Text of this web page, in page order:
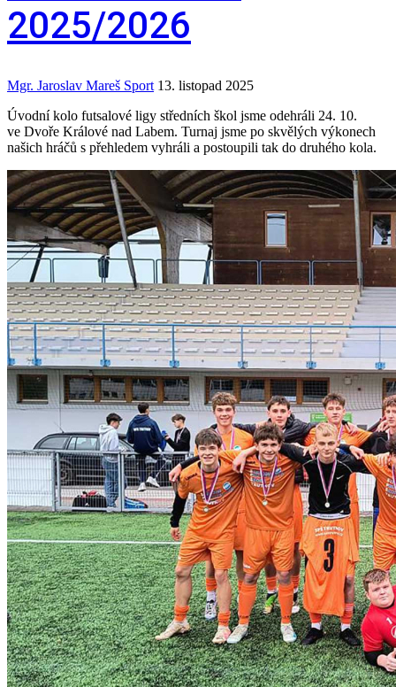
2025/2026
Mgr. Jaroslav Mareš Sport 13. listopad 2025
Úvodní kolo futsalové ligy středních škol jsme odehráli 24. 10.
ve Dvoře Králové nad Labem. Turnaj jsme po skvělých výkonech
našich hráčů s přehledem vyhráli a postoupili tak do druhého kola.